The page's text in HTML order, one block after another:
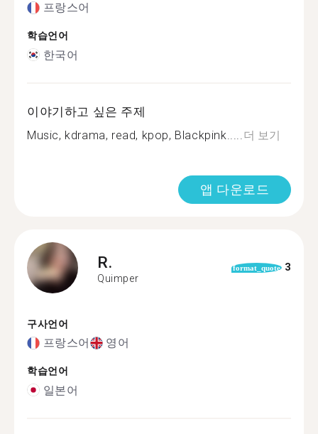
프랑스어
학습언어
한국어
이야기하고 싶은 주제
Music, kdrama, read, kpop, Blackpink..... 더 보기
앱 다운로드
R.
Quimper
format_quote 3
구사언어
프랑스어 영어
학습언어
일본어